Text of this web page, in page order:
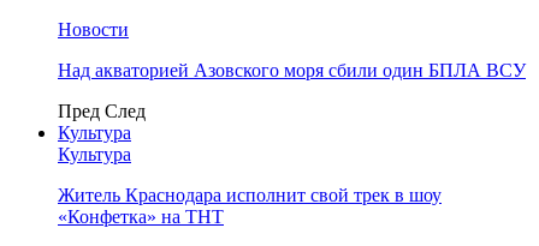
Новости
Над акваторией Азовского моря сбили один БПЛА ВСУ
Пред След
Культура
Культура
Житель Краснодара исполнит свой трек в шоу
«Конфетка» на ТНТ